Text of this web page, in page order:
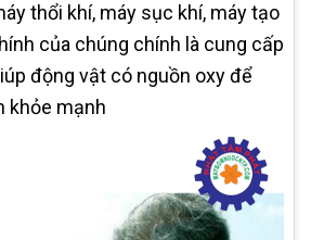
thổi khí, máy sục khí, máy tạo
của chúng chính là cung cấp
động vật có nguồn oxy để
khỏe mạnh